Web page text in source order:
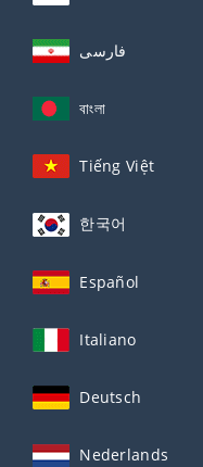
فارسی
বাংলা
Tiếng Việt
한국어
Español
Italiano
Deutsch
Nederlands